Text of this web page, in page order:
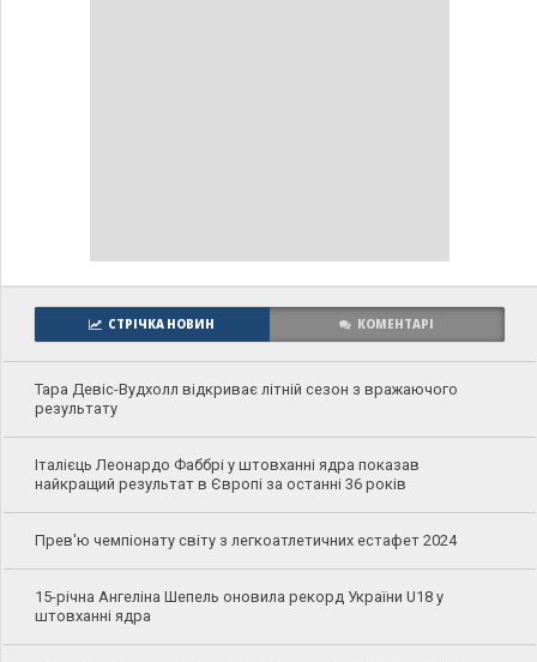
СТРІЧКА НОВИН КОМЕНТАРІ
Тара Девіс-Вудхолл відкриває літній сезон з вражаючого
результату
Італієць Леонардо Фаббрі у штовханні ядра показав
найкращий результат в Європі за останні 36 років
Прев'ю чемпіонату світу з легкоатлетичних естафет 2024
15-річна Ангеліна Шепель оновила рекорд України U18 у
штовханні ядра